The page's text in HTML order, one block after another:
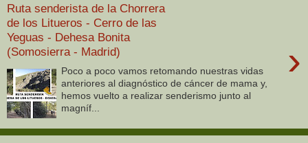
Ruta senderista de la Chorrera
de los Litueros - Cerro de las
Yeguas - Dehesa Bonita
(Somosierra - Madrid)
›
Poco a poco vamos retomando nuestras vidas
anteriores al diagnóstico de cáncer de mama y,
hemos vuelto a realizar senderismo junto al
magníf...